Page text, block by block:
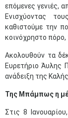
επόμενες γενιές,
Ενισχύοντας
καθιστούμε την
κοινόχρηστο πόρο,
Ακολουθούν τα
Ευρετήριο Άυλης
ανάδειξη της
Της Μπάμπως η
Στις 8